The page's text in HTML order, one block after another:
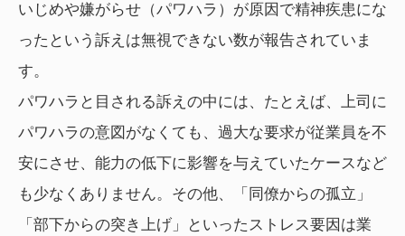
いじめや嫌がらせ（パワハラ）が原因で精神疾患にな
ったという訴えは無視できない数が報告されていま
す。
パワハラと目される訴えの中には、たとえば、上司に
パワハラの意図がなくても、過大な要求が従業員を不
安にさせ、能力の低下に影響を与えていたケースなど
も少なくありません。その他、「同僚からの孤立」
「部下からの突き上げ」といったストレス要因は業